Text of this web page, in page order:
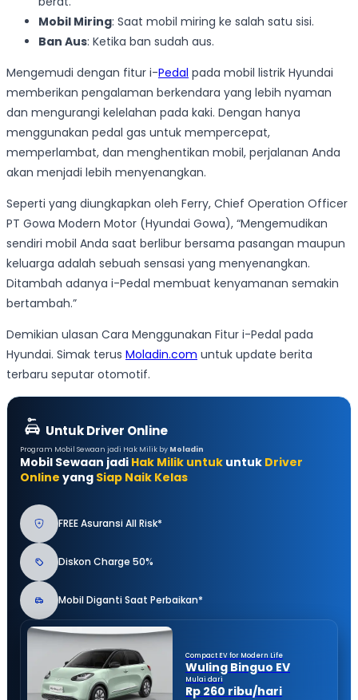
Mobil Miring: Saat mobil miring ke salah satu sisi.
Ban Aus: Ketika ban sudah aus.
Mengemudi dengan fitur i-Pedal pada mobil listrik Hyundai
memberikan pengalaman berkendara yang lebih nyaman
dan mengurangi kelelahan pada kaki. Dengan hanya
menggunakan pedal gas untuk mempercepat,
memperlambat, dan menghentikan mobil, perjalanan Anda
akan menjadi lebih menyenangkan.
Seperti yang diungkapkan oleh Ferry, Chief Operation Officer
PT Gowa Modern Motor (Hyundai Gowa), “Mengemudikan
sendiri mobil Anda saat berlibur bersama pasangan maupun
keluarga adalah sebuah sensasi yang menyenangkan.
Ditambah adanya i-Pedal membuat kenyamanan semakin
bertambah.”
Demikian ulasan Cara Menggunakan Fitur i-Pedal pada
Hyundai. Simak terus Moladin.com untuk update berita
terbaru seputar otomotif.
Untuk Driver Online
Program Mobil Sewaan jadi Hak Milik by Moladin
Mobil Sewaan jadi Hak Milik untuk untuk Driver
Online yang Siap Naik Kelas
FREE Asuransi All Risk*
Diskon Charge 50%
Mobil Diganti Saat Perbaikan*
Compact EV for Modern Life
Wuling Binguo EV
Mulai dari
Rp 260 ribu/hari